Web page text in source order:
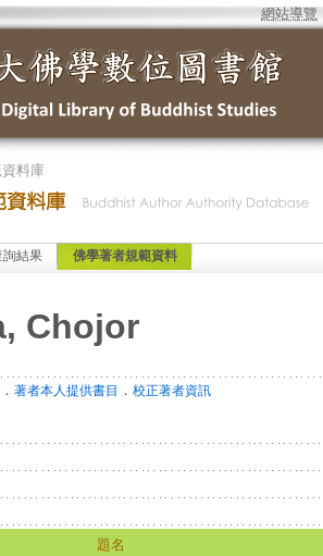
網站導覽
料庫
詢結果 佛學著者規範資料
Chojor
． 著者本人提供書目 ． 校正著者資訊
題名